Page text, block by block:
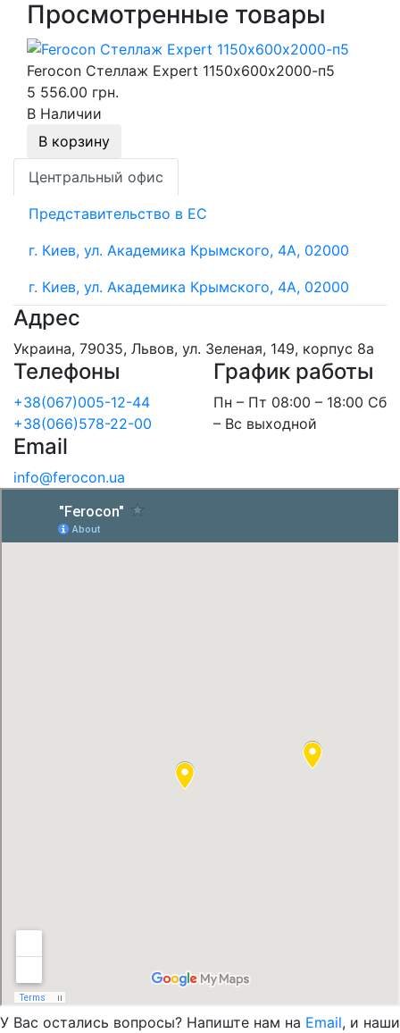
Просмотренные товары
Ferocon Стеллаж Expert 1150х600х2000-п5
5 556.00 грн.
В Наличии
В корзину
Центральный офис
Представительство в ЕС
г. Киев, ул. Академика Крымского, 4А, 02000
г. Киев, ул. Академика Крымского, 4А, 02000
Адрес
Украина, 79035, Львов, ул. Зеленая, 149, корпус 8а
Телефоны
+38(067)005-12-44
+38(066)578-22-00
График работы
Пн – Пт 08:00 – 18:00 Сб
– Вс выходной
Email
info@ferocon.ua
У Вас остались вопросы? Напиште нам на Email, и наши